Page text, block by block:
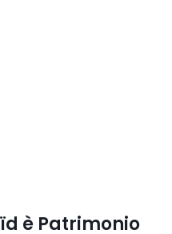
è Patrimonio